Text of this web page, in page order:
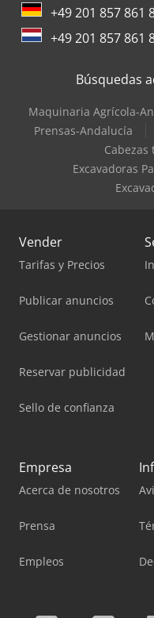
+49 201 857 861
+49 201 857 861
Búsquedas
Maquinaria Agrícola-
Prensas-Andalucía
Excavadoras
Vender
Tarifas y Precios
Publicar anuncios
Gestionar anuncios
Reservar publicidad
Sello de confianza
Empresa
Acerca de nosotros
Prensa
Empleos